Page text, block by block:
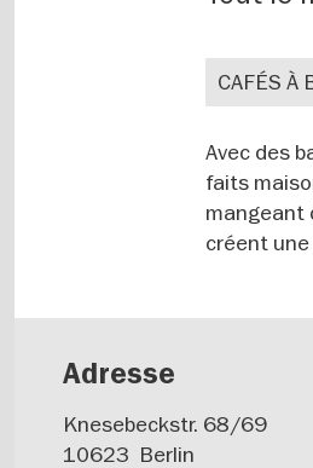
CAFÉS À
Avec des
faits
mangeant
créent
Adresse
Knesebeckstr. 68/69
10623 Berlin